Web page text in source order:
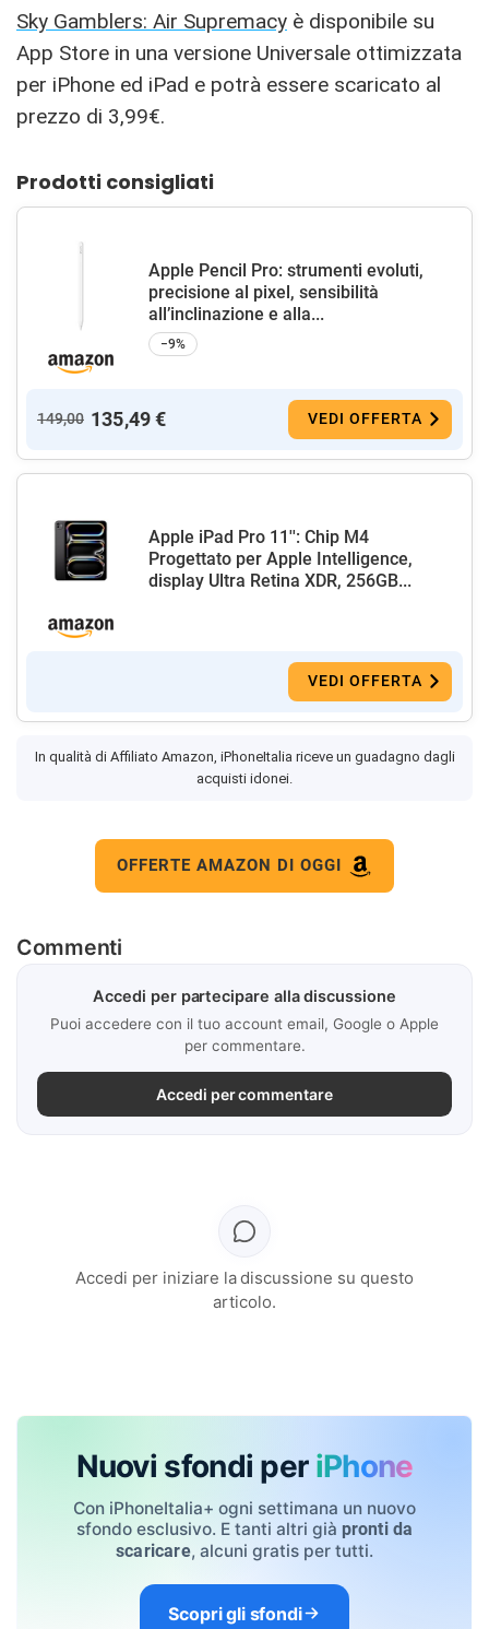
Sky Gamblers: Air Supremacy è disponibile su
App Store in una versione Universale ottimizzata
per iPhone ed iPad e potrà essere scaricato al
prezzo di 3,99€.
Prodotti consigliati
Apple Pencil Pro: strumenti evoluti,
precisione al pixel, sensibilità
all’inclinazione e alla...
−9%
149,00 135,49 € VEDI OFFERTA
Apple iPad Pro 11'': Chip M4
Progettato per Apple Intelligence,
display Ultra Retina XDR, 256GB...
VEDI OFFERTA
In qualità di Affiliato Amazon, iPhoneItalia riceve un guadagno dagli
acquisti idonei.
OFFERTE AMAZON DI OGGI
Commenti
Accedi per partecipare alla discussione
Puoi accedere con il tuo account email, Google o Apple
per commentare.
Accedi per commentare
Accedi per iniziare la discussione su questo
articolo.
Nuovi sfondi per iPhone
Con iPhoneItalia+ ogni settimana un nuovo
sfondo esclusivo. E tanti altri già pronti da
scaricare, alcuni gratis per tutti.
Scopri gli sfondi